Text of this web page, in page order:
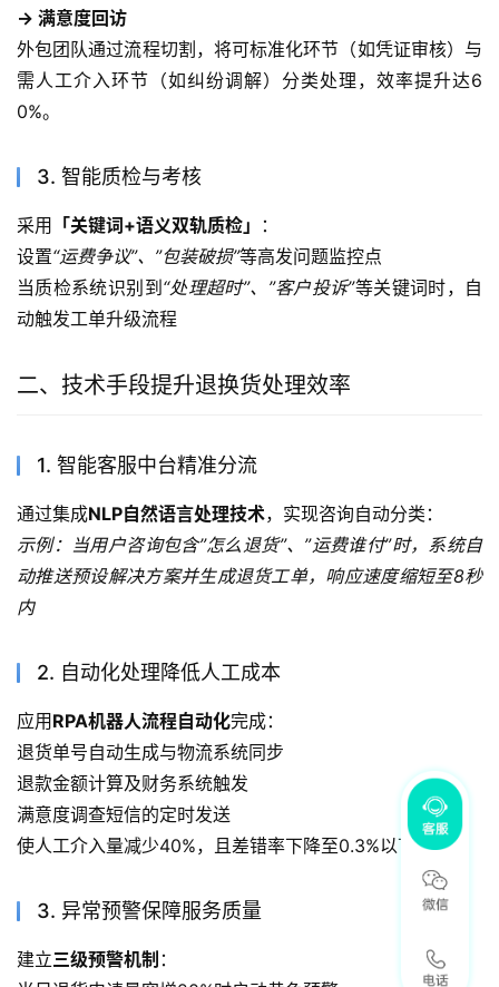
→ 满意度回访
外包团队通过流程切割，将可标准化环节（如凭证审核）与
需人工介入环节（如纠纷调解）分类处理，效率提升达6
0%。
3. 智能质检与考核
采用 「关键词+语义双轨质检」
：
设置“运费争议”、”包装破损”等高发问题监控点
当质检系统识别到“处理超时”、”客户投诉”等关键词时，自
动触发工单升级流程
二、技术手段提升退换货处理效率
1. 智能客服中台精准分流
通过集成NLP自然语言处理技术，实现咨询自动分类：
示例：当用户咨询包含”怎么退货”、”运费谁付”时，系统自
动推送预设解决方案并生成退货工单，响应速度缩短至8秒
内
2. 自动化处理降低人工成本
应用RPA机器人流程自动化完成：
退货单号自动生成与物流系统同步
退款金额计算及财务系统触发
满意度调查短信的定时发送
使人工介入量减少40%，且差错率下降至0.3%以下。
3. 异常预警保障服务质量
建立三级预警机制 ：